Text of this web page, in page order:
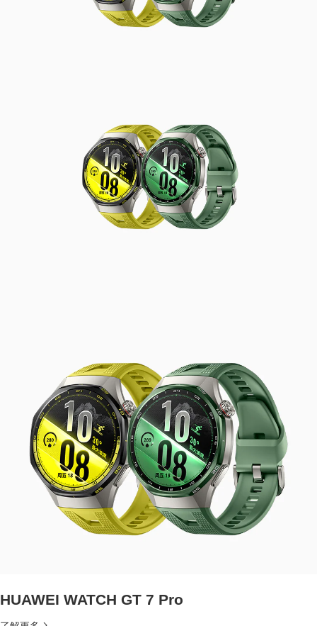
HUAWEI WATCH GT 7 Pro